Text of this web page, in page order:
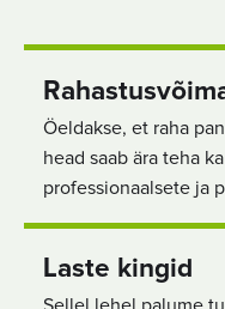
Öeldakse, et raha
head saab ära teha
professionaalsete ja
Laste kingid